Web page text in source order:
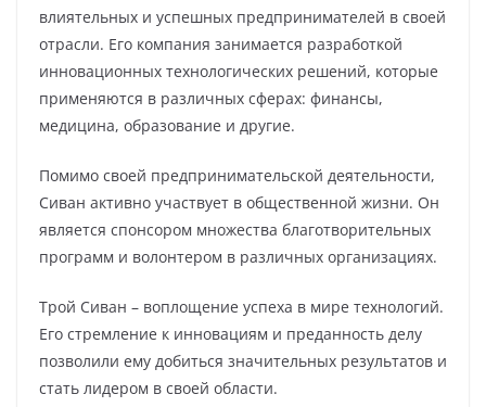
влиятельных и успешных предпринимателей в своей
отрасли. Его компания занимается разработкой
инновационных технологических решений, которые
применяются в различных сферах: финансы,
медицина, образование и другие.
Помимо своей предпринимательской деятельности,
Сиван активно участвует в общественной жизни. Он
является спонсором множества благотворительных
программ и волонтером в различных организациях.
Трой Сиван – воплощение успеха в мире технологий.
Его стремление к инновациям и преданность делу
позволили ему добиться значительных результатов и
стать лидером в своей области.